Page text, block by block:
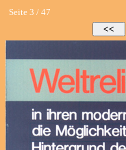
Seite 3 / 47